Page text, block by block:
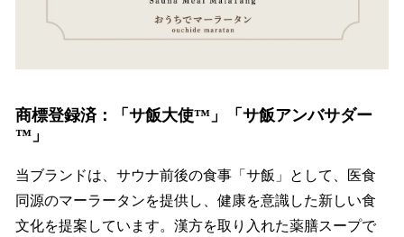
商標登録済：「サ飯⼤使™️」「サ飯アンバサダー
™️」
当ブランドは、サウナ前後の⾷事「サ飯」として、医⾷
同源のマーラータンを提供し、健康を意識した新しい⾷
⽂化を提案しています。漢⽅を取り⼊れた薬膳スープで